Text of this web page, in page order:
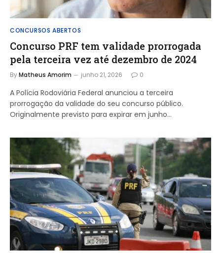
CONCURSOS ABERTOS
Concurso PRF tem validade prorrogada
pela terceira vez até dezembro de 2024
ByMatheus Amorim junho 21, 2026 0
A Polícia Rodoviária Federal anunciou a terceira
prorrogação da validade do seu concurso público.
Originalmente previsto para expirar em junho…